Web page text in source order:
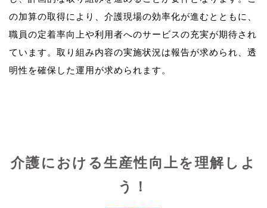
の加算の取得により、介護現場の効率化が進むとともに、
職員の定着率向上や利用者へのサービスの充実が期待され
ています。取り組み内容の実施状況は報告が求められ、透
介護における生産性向上を理解しよ
う！